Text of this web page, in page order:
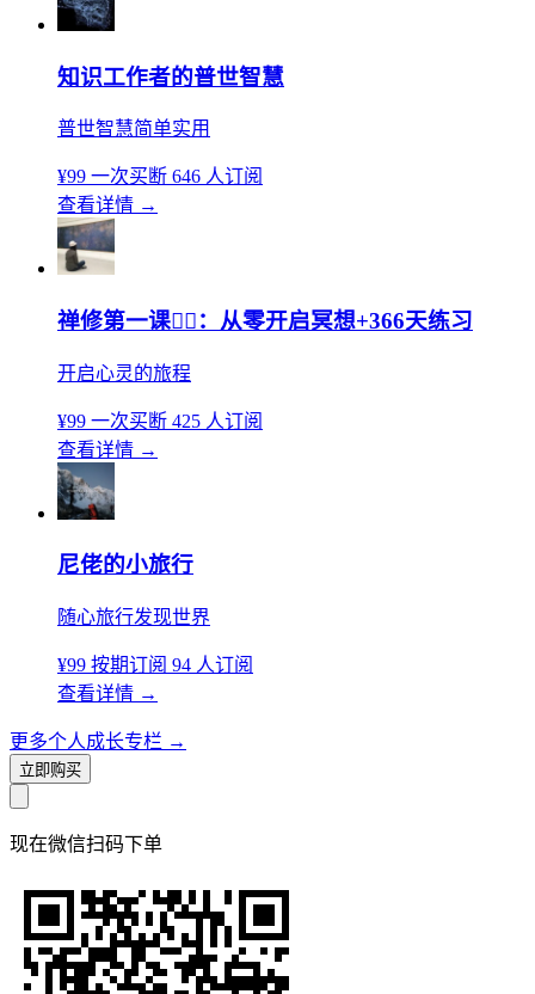
知识工作者的普世智慧
普世智慧简单实用
¥99 一次买断 646 人订阅
查看详情 →
禅修第一课🧘‍♀️：从零开启冥想+366天练习
开启心灵的旅程
¥99 一次买断 425 人订阅
查看详情 →
尼佬的小旅行
随心旅行发现世界
¥99 按期订阅 94 人订阅
查看详情 →
更多个人成长专栏 →
立即购买
现在微信扫码下单